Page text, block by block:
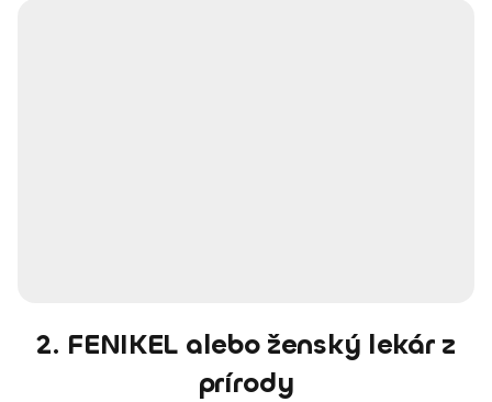
2. FENIKEL alebo ženský lekár z
prírody